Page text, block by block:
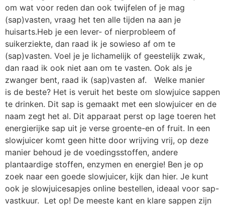
om wat voor reden dan ook twijfelen of je mag
(sap)vasten, vraag het ten alle tijden na aan je
huisarts.Heb je een lever- of nierprobleem of
suikerziekte, dan raad ik je sowieso af om te
(sap)vasten. Voel je je lichamelijk of geestelijk zwak,
dan raad ik ook niet aan om te vasten. Ook als je
zwanger bent, raad ik (sap)vasten af. Welke manier
is de beste? Het is veruit het beste om slowjuice sappen
te drinken. Dit sap is gemaakt met een slowjuicer en de
naam zegt het al. Dit apparaat perst op lage toeren het
energierijke sap uit je verse groente-en of fruit. In een
slowjuicer komt geen hitte door wrijving vrij, op deze
manier behoud je de voedingsstoffen, andere
plantaardige stoffen, enzymen en energie! Ben je op
zoek naar een goede slowjuicer, kijk dan hier. Je kunt
ook je slowjuicesapjes online bestellen, ideaal voor sap-
vastkuur. Let op! De meeste kant en klare sappen zijn